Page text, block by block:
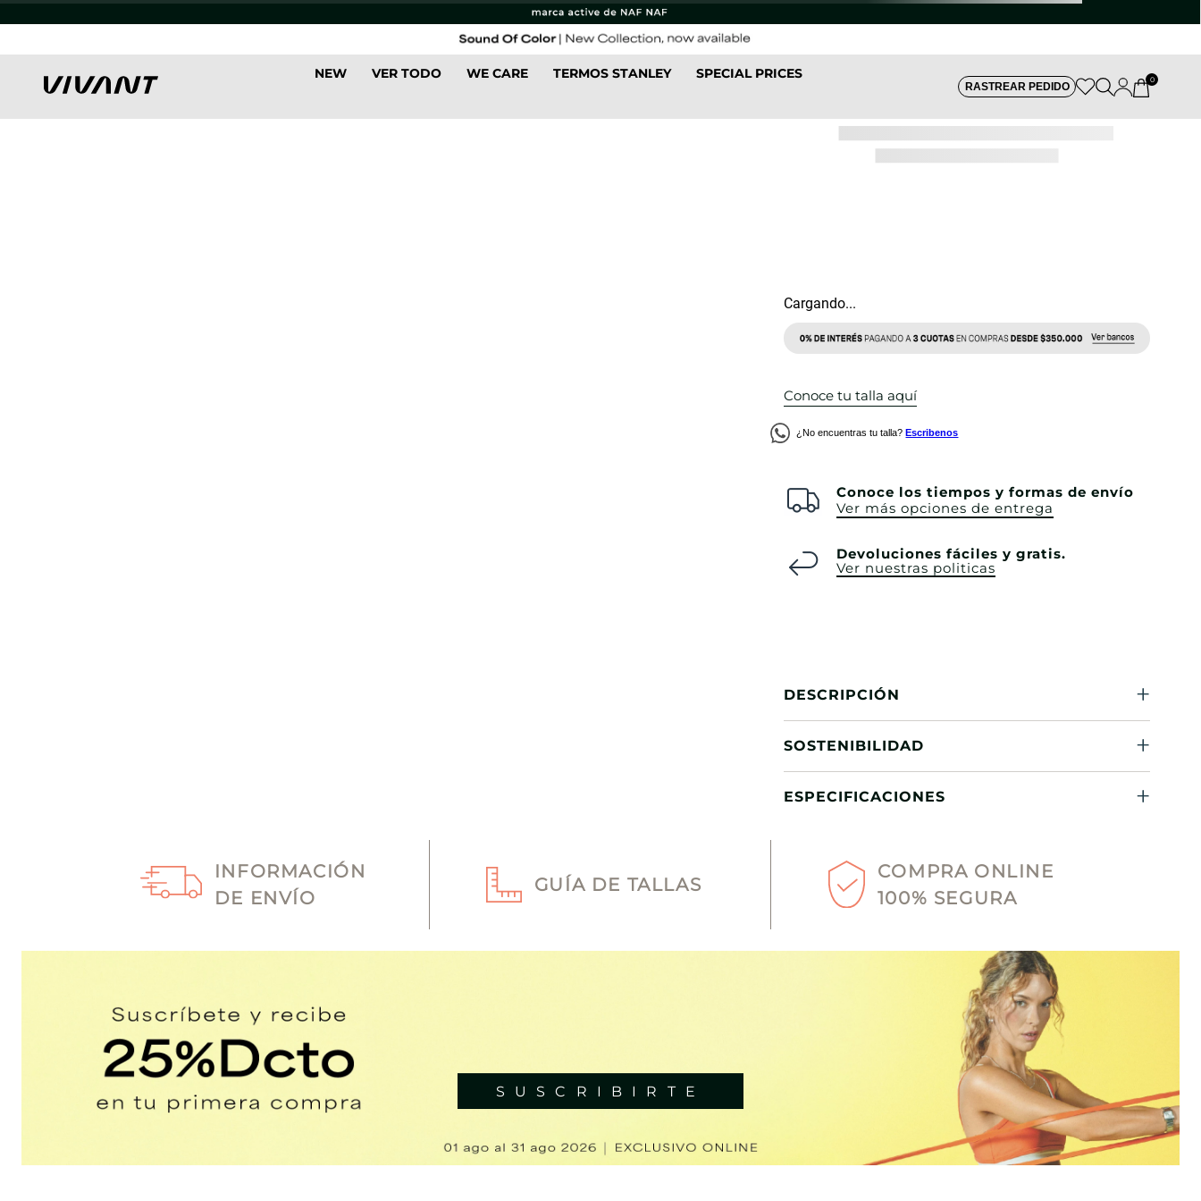
NEW VER TODO WE CARE TERMOS STANLEY SPECIAL PRICES
RASTREAR PEDIDO
0
Cargando...
Conoce tu talla aquí
¿No encuentras tu talla? Escribenos
Conoce los tiempos y formas de envío
Ver más opciones de entrega
Devoluciones fáciles y gratis.
Ver nuestras politicas
DESCRIPCIÓN
SOSTENIBILIDAD
ESPECIFICACIONES
INFORMACIÓN
DE ENVÍO
GUÍA DE TALLAS
COMPRA ONLINE
100% SEGURA
SUSCRIBIRTE